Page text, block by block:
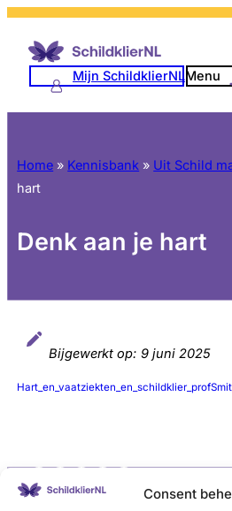
Consent
Mijn SchildklierNLMenu
Home » Kennisbank » Uit Schild
hart
Denk aan je hart
Bijgewerkt op: 9 juni 2025
LinkedIn
X YouTube
Instagram
Facebook